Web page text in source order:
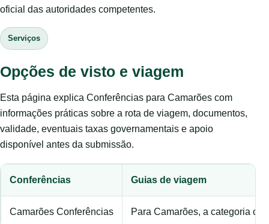
oficial das autoridades competentes.
Serviços
Opções de visto e viagem
Esta página explica Conferências para Camarões com
informações práticas sobre a rota de viagem, documentos,
validade, eventuais taxas governamentais e apoio
disponível antes da submissão.
Conferências Guias de viagem
Camarões Conferências Para Camarões, a categoria